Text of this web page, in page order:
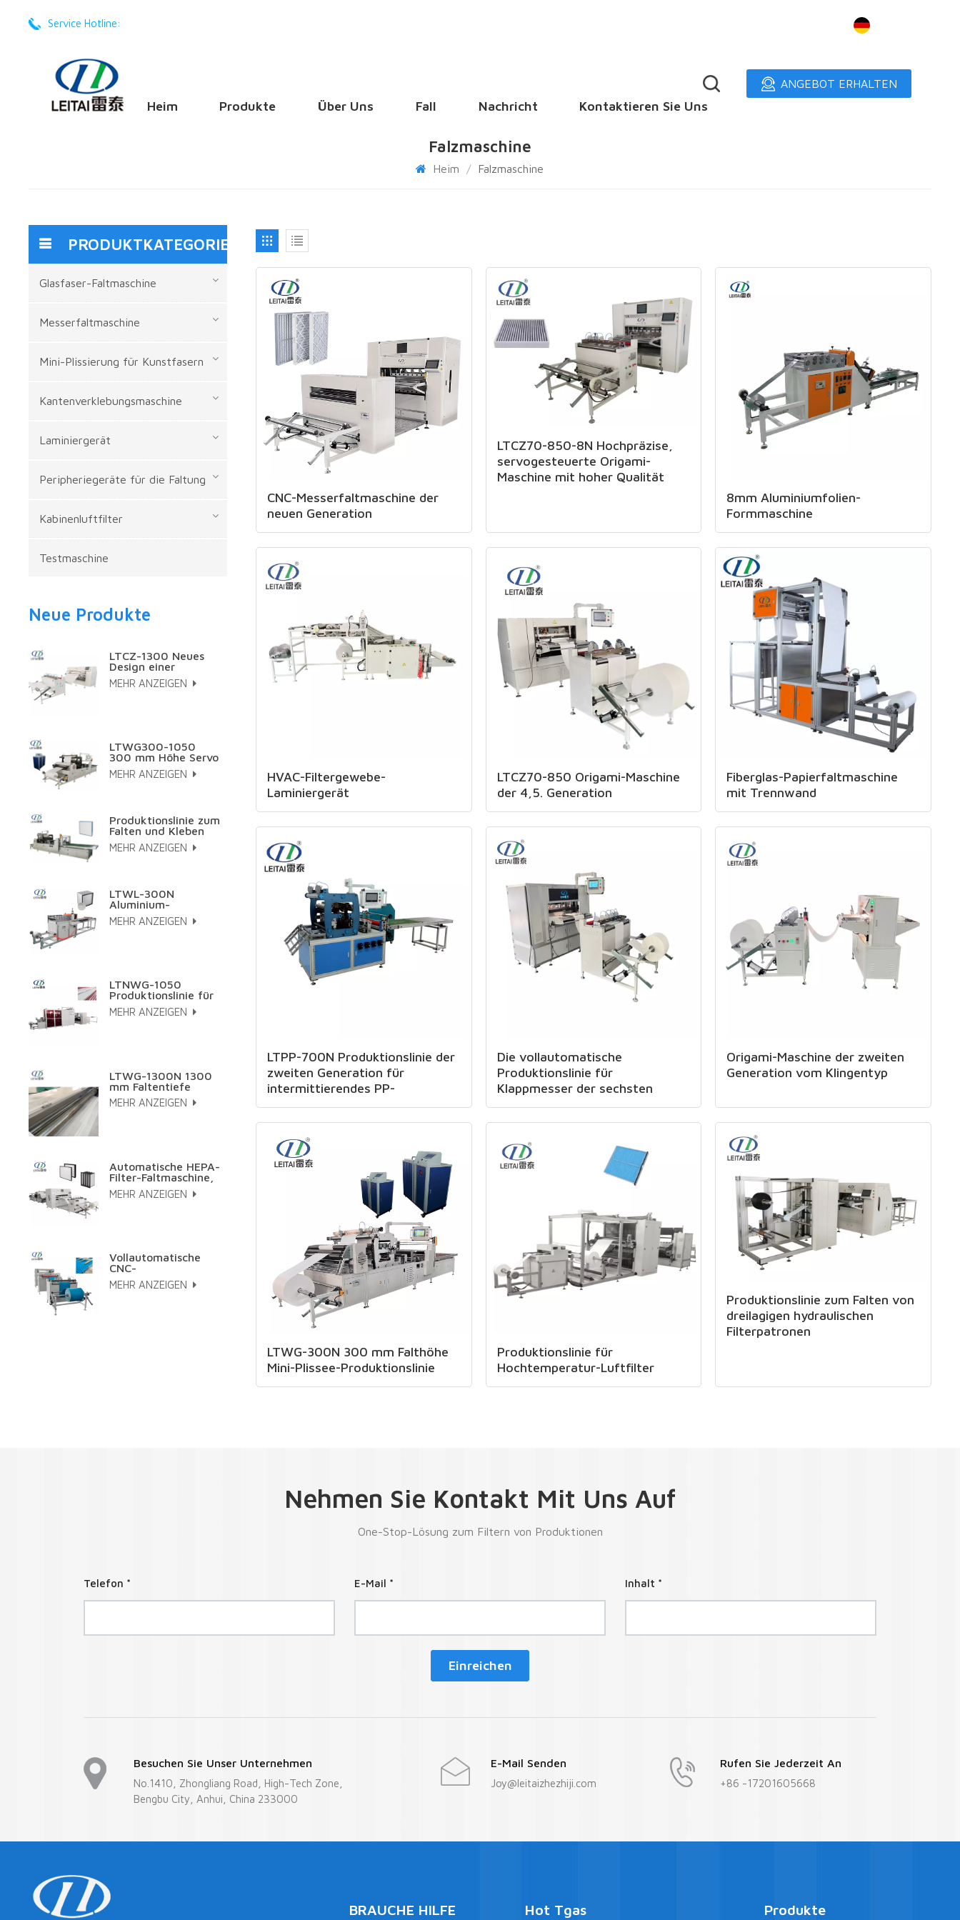
Service Hotline:
ANGEBOT ERHALTEN
Heim Produkte Über Uns Fall Nachricht Kontaktieren Sie Uns
Falzmaschine
Heim / Falzmaschine
CNC-Messerfaltmaschine der
neuen Generation
LTCZ70-850-8N Hochpräzise, ​​
servogesteuerte Origami-
Maschine mit hoher Qualität
8mm Aluminiumfolien-
Formmaschine
HVAC-Filtergewebe-
Laminiergerät
LTCZ70-850 Origami-Maschine
der 4,5. Generation
Fiberglas-Papierfaltmaschine
mit Trennwand
LTPP-700N Produktionslinie der
zweiten Generation für
intermittierendes PP-
Klebeverfahren
Die vollautomatische
Produktionslinie für
Klappmesser der sechsten
Generation
Origami-Maschine der zweiten
Generation vom Klingentyp
LTWG-300N 300 mm Falthöhe
Mini-Plissee-Produktionslinie
Produktionslinie für
Hochtemperatur-Luftfilter
Produktionslinie zum Falten von
dreilagigen hydraulischen
Filterpatronen
PRODUKTKATEGORIEN
Glasfaser-Faltmaschine
Messerfaltmaschine
Mini-Plissierung für Kunstfasern
Kantenverklebungsmaschine
Laminiergerät
Peripheriegeräte für die Faltung
Kabinenluftfilter
Testmaschine
Neue Produkte
LTCZ-1300 Neues
Design einer
vollautomatischen
HEPA-
MEHR ANZEIGEN
LTWG300-1050
300 mm Höhe Servo
Papierfalt- und
Klebelinie
MEHR ANZEIGEN
Produktionslinie zum
Falten und Kleben
von großflächigen,
hocheffizienten
MEHR ANZEIGEN
LTWL-300N
Aluminium-
Wellblech-
Herstellungsmaschine
MEHR ANZEIGEN
LTNWG-1050
Produktionslinie für
hochtemperaturbeständiges
Glasfaserdraht-
MEHR ANZEIGEN
LTWG-1300N 1300
mm Faltentiefe
Vollautomatische
Hepa-Filter CNC
MEHR ANZEIGEN
Automatische HEPA-
Filter-Faltmaschine,
Falt- und Klebelinie
für synthetisches
MEHR ANZEIGEN
Vollautomatische
CNC-
Papierfaltmaschine
MEHR ANZEIGEN
Nehmen Sie Kontakt Mit Uns Auf
One-Stop-Lösung zum Filtern von Produktionen
Telefon * E-Mail * Inhalt *
Einreichen
Besuchen Sie Unser Unternehmen
No.1410, Zhongliang Road, High-Tech Zone,
Bengbu City, Anhui, China 233000
E-Mail Senden
Joy@leitaizhezhiji.com
Rufen Sie Jederzeit An
+86 -17201605668
BRAUCHE HILFE Hot Tgas Produkte